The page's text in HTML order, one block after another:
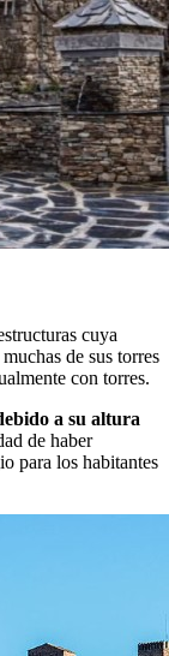
cuya
de sus torres
con torres.
a su altura
de haber
para los habitantes